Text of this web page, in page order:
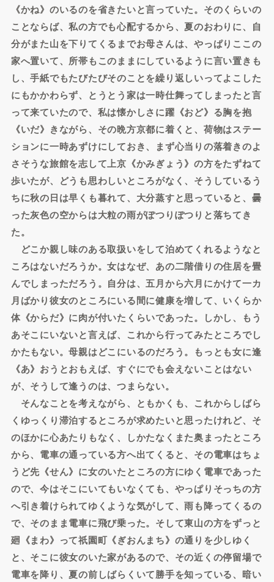
《かね》のいるのを省きたいと言っていた。そのくらいの
ことならば、私の方でも心配するから、夏のおわりに、自
分がまた山を下りてくるまでお母さんは、やっぱりここの
家へ置いて、所帯もこのままにしているように言い置きも
し、手紙でもたびたびそのことを繰り返しいってよこした
にもかかわらず、とうとう家は一時仕舞ってしまったと言
って来ていたので、私は懐かしさに躍《おど》る胸を抱
《いだ》きながら、その晩方京都に着くと、荷物はステー
ションに一時あずけにしておき、まず心当りの落着きのよ
さそうな旅館を志して上京《かみぎょう》の方をたずねて
歩いたが、どうも思わしいところがなく、そうしているう
ちに秋の日は早くも暮れて、大分蒸すと思っていると、曇
った灰色の空からは大粒の雨がぽつりぽつりと落ちてき
た。
どこか親し味のある取扱いをして泊めてくれるようなと
ころはないだろうか。女はなぜ、あの二階借りの住居を畳
んでしまっただろう。自分は、五月から六月にかけて一カ
月ばかり彼女のところにいる間に健康を増して、いくらか
体《からだ》に肉が付いたくらいであった。しかし、もう
あそこにいないと言えば、これから行ってみたところでし
かたもない。母親はどこにいるのだろう。もっとも女に逢
《あ》おうとおもえば、すぐにでも会えないことはない
が、そうして逢うのは、つまらない。
そんなことを考えながら、ともかくも、これからしばら
くゆっくり滞泊するところが求めたいと思ったけれど、そ
のほかに心あたりもなく、しかたなくまた奥まったところ
から、電車の通っている方へ出てくると、その電車はちょ
うど先《せん》に女のいたところの方にゆく電車であった
ので、今はそこにいてもいなくても、やっぱりそっちの方
へ引き着けられてゆくような気がして、雨も降ってくるの
で、そのまま電車に飛び乗った。そして東山の方をずっと
廻《まわ》って祇園町《ぎおんまち》の通りを少しゆく
と、そこに彼女のいた家があるので、その近くの停留場で
電車を降り、夏の前しばらくいて勝手を知っている、暗い